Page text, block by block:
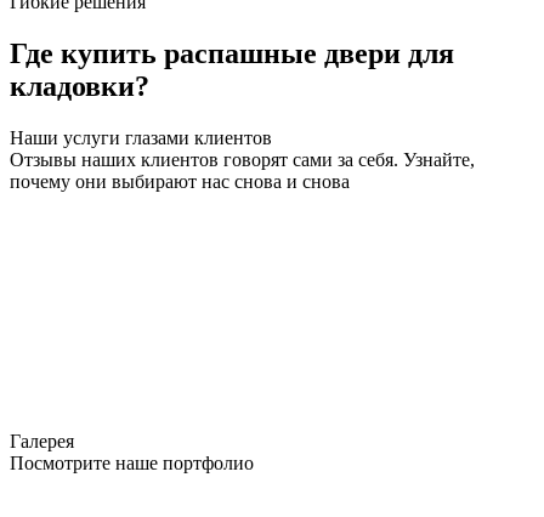
Где купить распашные двери для
кладовки?
Наши услуги глазами клиентов
Отзывы наших клиентов говорят сами за себя. Узнайте,
почему они выбирают нас снова и снова
Галерея
Посмотрите наше портфолио